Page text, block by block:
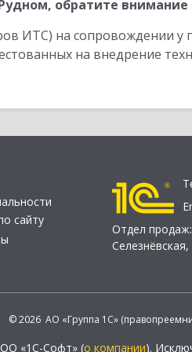
обратите внимание
ИТС) на сопровождении у
на внедрение
сайту
Отдел продаж:
© 2026 АО «Группа 1С»
«1С-Софт» (о компании).